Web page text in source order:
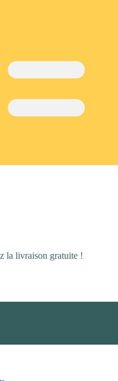
la livraison gratuite !